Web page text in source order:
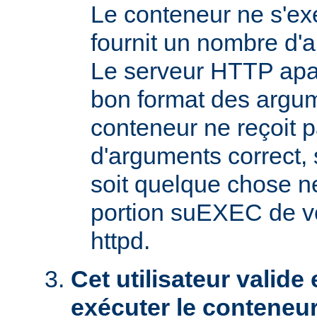
Le conteneur ne
fournit un nombre
Le serveur HTTP
bon format des
conteneur ne reçoit
d'arguments
soit quelque chose
portion suEXEC de
httpd.
Cet utilisateur valide
exécuter le